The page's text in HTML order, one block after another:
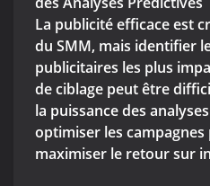
La publicité efficace est
du SMM, mais identifier
publicitaires les plus
de ciblage peut être
la puissance des
optimiser les
maximiser le retour sur